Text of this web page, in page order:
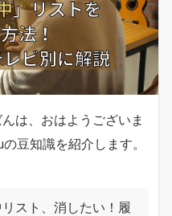
は、おはようございま
豆知識を紹介します。
スト、消したい！履